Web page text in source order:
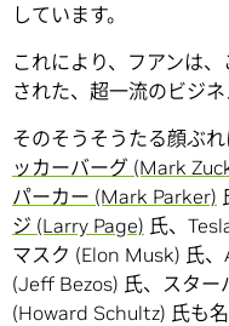
しています。
これにより、フアンは
された、超一流のビジ
そのそうそうたる顔ぶれ
ッカーバーグ (Mark
パーカー (Mark Parker)
ジ (Larry Page) 氏、
マスク (Elon Musk) 氏
(Jeff Bezos) 氏、スター
(Howard Schultz) 氏も名